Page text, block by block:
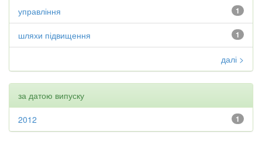
1
управління
1
шляхи підвищення
далі >
за датою випуску
1
2012